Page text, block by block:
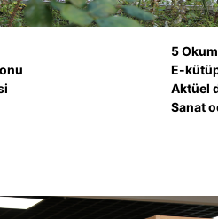
5
E-
Aktüel
Sanat